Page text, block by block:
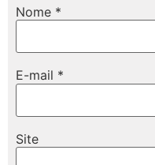
Nome *
E-mail *
Site